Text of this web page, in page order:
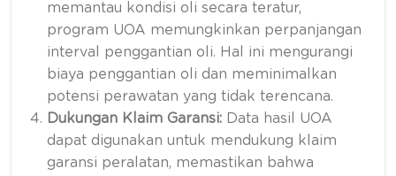
memantau kondisi oli secara teratur,
program UOA memungkinkan perpanjangan
interval penggantian oli. Hal ini mengurangi
biaya penggantian oli dan meminimalkan
potensi perawatan yang tidak terencana.
Dukungan Klaim Garansi: Data hasil UOA
dapat digunakan untuk mendukung klaim
garansi peralatan, memastikan bahwa